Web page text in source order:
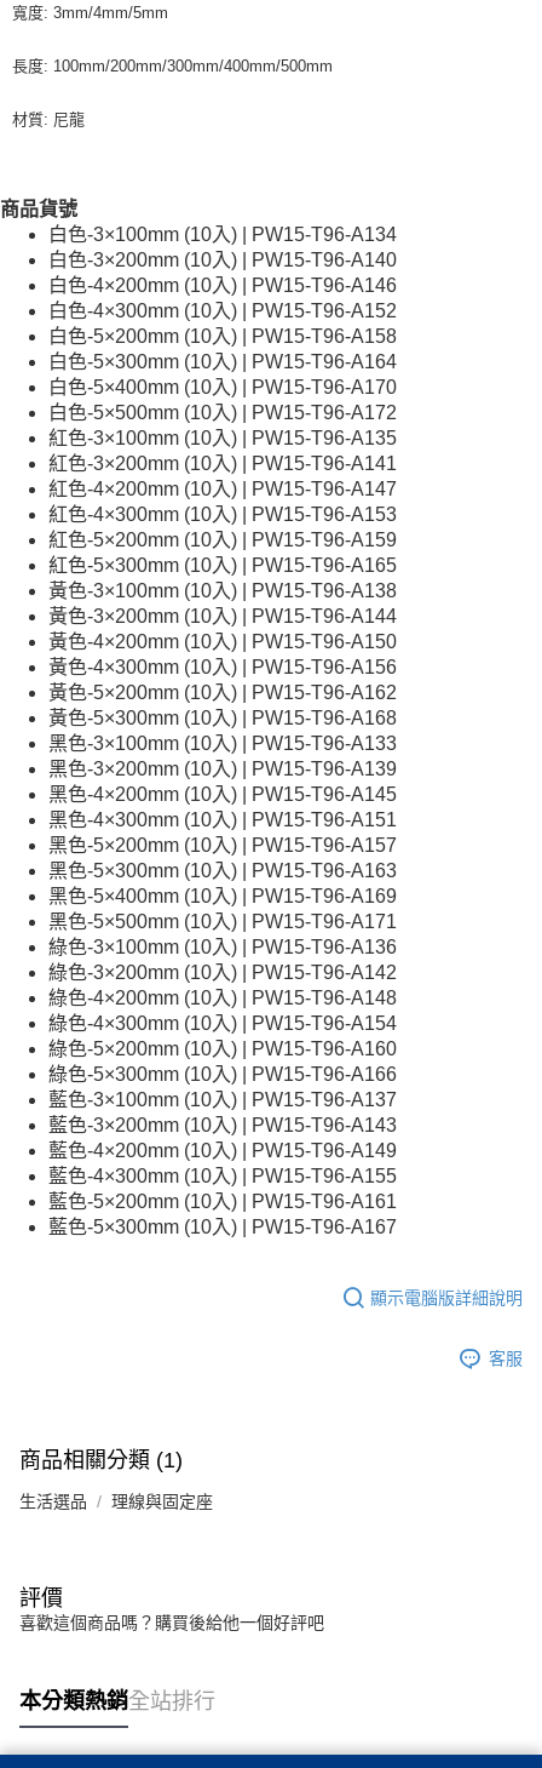
寬度: 3mm/4mm/5mm
長度: 100mm/200mm/300mm/400mm/500mm
材質: 尼龍
商品貨號
白色-3×100mm (10入) | PW15-T96-A134
白色-3×200mm (10入) | PW15-T96-A140
白色-4×200mm (10入) | PW15-T96-A146
白色-4×300mm (10入) | PW15-T96-A152
白色-5×200mm (10入) | PW15-T96-A158
白色-5×300mm (10入) | PW15-T96-A164
白色-5×400mm (10入) | PW15-T96-A170
白色-5×500mm (10入) | PW15-T96-A172
紅色-3×100mm (10入) | PW15-T96-A135
紅色-3×200mm (10入) | PW15-T96-A141
紅色-4×200mm (10入) | PW15-T96-A147
紅色-4×300mm (10入) | PW15-T96-A153
紅色-5×200mm (10入) | PW15-T96-A159
紅色-5×300mm (10入) | PW15-T96-A165
黃色-3×100mm (10入) | PW15-T96-A138
黃色-3×200mm (10入) | PW15-T96-A144
黃色-4×200mm (10入) | PW15-T96-A150
黃色-4×300mm (10入) | PW15-T96-A156
黃色-5×200mm (10入) | PW15-T96-A162
黃色-5×300mm (10入) | PW15-T96-A168
黑色-3×100mm (10入) | PW15-T96-A133
黑色-3×200mm (10入) | PW15-T96-A139
黑色-4×200mm (10入) | PW15-T96-A145
黑色-4×300mm (10入) | PW15-T96-A151
黑色-5×200mm (10入) | PW15-T96-A157
黑色-5×300mm (10入) | PW15-T96-A163
黑色-5×400mm (10入) | PW15-T96-A169
黑色-5×500mm (10入) | PW15-T96-A171
綠色-3×100mm (10入) | PW15-T96-A136
綠色-3×200mm (10入) | PW15-T96-A142
綠色-4×200mm (10入) | PW15-T96-A148
綠色-4×300mm (10入) | PW15-T96-A154
綠色-5×200mm (10入) | PW15-T96-A160
綠色-5×300mm (10入) | PW15-T96-A166
藍色-3×100mm (10入) | PW15-T96-A137
藍色-3×200mm (10入) | PW15-T96-A143
藍色-4×200mm (10入) | PW15-T96-A149
藍色-4×300mm (10入) | PW15-T96-A155
藍色-5×200mm (10入) | PW15-T96-A161
藍色-5×300mm (10入) | PW15-T96-A167
顯示電腦版詳細說明
客服
商品相關分類 (1)
生活選品 理線與固定座
評價
喜歡這個商品嗎？購買後給他一個好評吧
本分類熱銷全站排行